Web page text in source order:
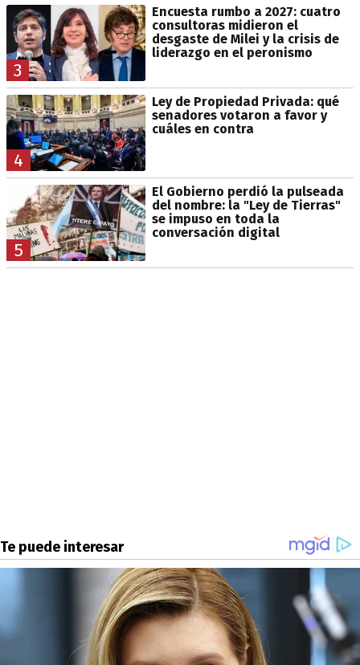
3
Encuesta rumbo a 2027: cuatro
consultoras midieron el
desgaste de Milei y la crisis de
liderazgo en el peronismo
4
Ley de Propiedad Privada: qué
senadores votaron a favor y
cuáles en contra
5
El Gobierno perdió la pulseada
del nombre: la "Ley de Tierras"
se impuso en toda la
conversación digital